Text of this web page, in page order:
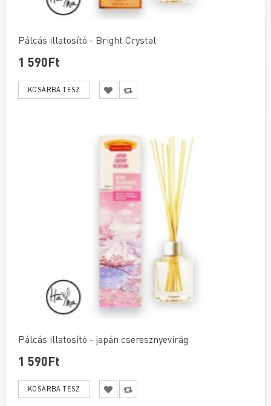
Pálcás illatosító - Bright Crystal
1 590Ft
Pálcás illatosító - japán cseresznyevirág
1 590Ft